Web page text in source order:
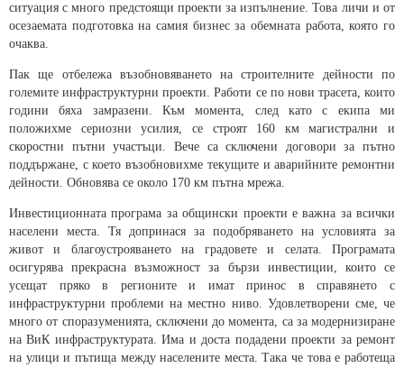
ситуация с много предстоящи проекти за изпълнение. Това личи и от
осезаемата подготовка на самия бизнес за обемната работа, която го
очаква.
Пак ще отбележа възобновяването на строителните дейности по
големите инфраструктурни проекти. Работи се по нови трасета, които
години бяха замразени. Към момента, след като с екипа ми
положихме сериозни усилия, се строят 160 км магистрални и
скоростни пътни участъци. Вече са сключени договори за пътно
поддържане, с което възобновихме текущите и аварийните ремонтни
дейности. Обновява се около 170 км пътна мрежа.
Инвестиционната програма за общински проекти е важна за всички
населени места. Тя допринася за подобряването на условията за
живот и благоустрояването на градовете и селата. Програмата
осигурява прекрасна възможност за бързи инвестиции, които се
усещат пряко в регионите и имат принос в справянето с
инфраструктурни проблеми на местно ниво. Удовлетворени сме, че
много от споразуменията, сключени до момента, са за модернизиране
на ВиК инфраструктурата. Има и доста подадени проекти за ремонт
на улици и пътища между населените места. Така че това е работеща